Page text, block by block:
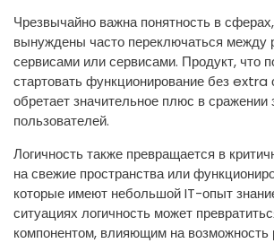
Чрезвычайно важна понятность в
вынуждены часто переключаться между
сервисами или сервисами. Продукт, что
стартовать функционирование без extra
обретает значительное плюс в
пользователей.
Логичность также превращается в
на свежие пространства или
которые имеют небольшой IT-опыт
ситуациях логичность может
компонентом, влияющим на возможность